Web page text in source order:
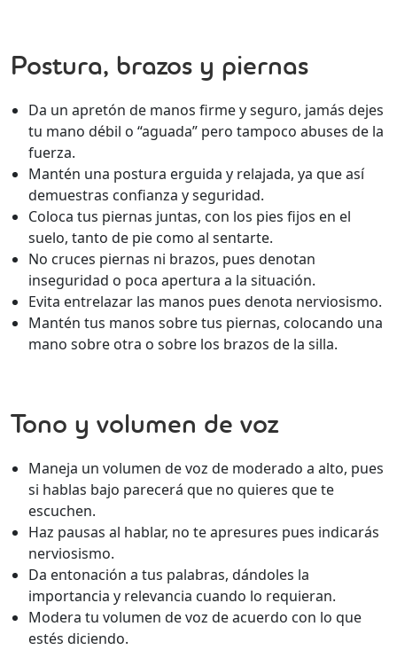
Postura, brazos y piernas
Da un apretón de manos firme y seguro, jamás dejes
tu mano débil o “aguada” pero tampoco abuses de la
fuerza.
Mantén una postura erguida y relajada, ya que así
demuestras confianza y seguridad.
Coloca tus piernas juntas, con los pies fijos en el
suelo, tanto de pie como al sentarte.
No cruces piernas ni brazos, pues denotan
inseguridad o poca apertura a la situación.
Evita entrelazar las manos pues denota nerviosismo.
Mantén tus manos sobre tus piernas, colocando una
mano sobre otra o sobre los brazos de la silla.
Tono y volumen de voz
Maneja un volumen de voz de moderado a alto, pues
si hablas bajo parecerá que no quieres que te
escuchen.
Haz pausas al hablar, no te apresures pues indicarás
nerviosismo.
Da entonación a tus palabras, dándoles la
importancia y relevancia cuando lo requieran.
Modera tu volumen de voz de acuerdo con lo que
estés diciendo.